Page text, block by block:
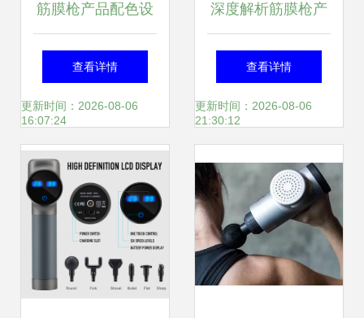
筋膜枪产品配色设
计 科学美学与情感
共鸣的艺术
查看详情
更新时间：2026-08-06
16:07:24
深度解析筋膜枪产
品渲染 视觉艺术的
肌肉松弛术
查看详情
更新时间：2026-08-06
21:30:12